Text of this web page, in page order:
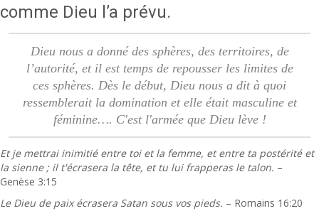
comme Dieu l’a prévu.
Dieu nous a donné des sphères, des territoires, de
l’autorité, et il est temps de repousser les limites de
ces sphères. Dès le début, Dieu nous a dit à quoi
ressemblerait la domination et elle était masculine et
féminine…. C'est l'armée que Dieu lève !
Et je mettrai inimitié entre toi et la femme, et entre ta postérité et
la sienne ; il t'écrasera la tête, et tu lui frapperas le talon. –
Genèse 3:15
Le Dieu de paix écrasera Satan sous vos pieds. – Romains 16:20